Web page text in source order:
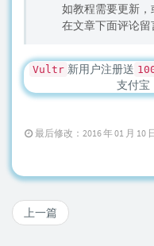
如教程需要更新，
在文章下面评论留
Vultr 新用户注册送
支付宝
最后修改：2016 年 01 月 10
上一篇